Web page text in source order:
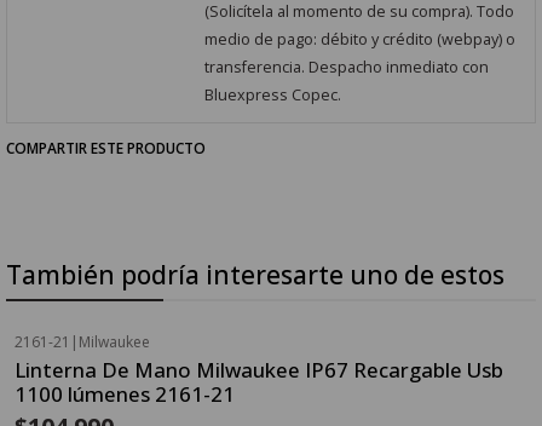
(Solicítela al momento de su compra). Todo
medio de pago: débito y crédito (webpay) o
transferencia. Despacho inmediato con
Bluexpress Copec.
COMPARTIR ESTE PRODUCTO
También podría interesarte uno de estos
Agotado
2161-21 | Milwaukee
Linterna De Mano Milwaukee IP67 Recargable Usb
1100 lúmenes 2161-21